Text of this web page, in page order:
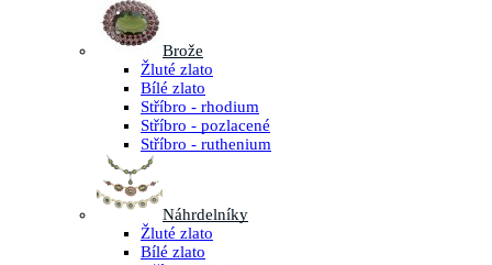
Brože
Žluté zlato
Bílé zlato
Stříbro - rhodium
Stříbro - pozlacené
Stříbro - ruthenium
Náhrdelníky
Žluté zlato
Bílé zlato